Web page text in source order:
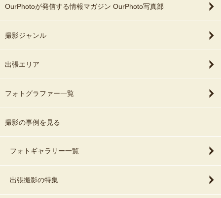
OurPhotoが発信する情報マガジン OurPhoto写真部
撮影ジャンル
出張エリア
フォトグラファー一覧
撮影の事例を見る
フォトギャラリー一覧
出張撮影の特集